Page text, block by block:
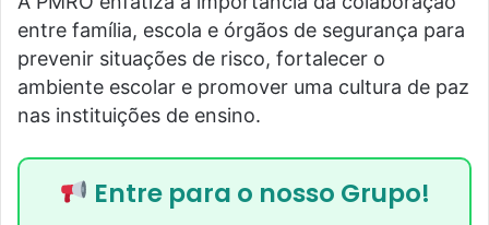
entre família, escola e órgãos de segurança para
prevenir situações de risco, fortalecer o
ambiente escolar e promover uma cultura de paz
nas instituições de ensino.
Entre para o nosso Grupo!